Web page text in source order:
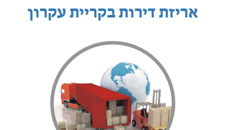
אריזת דירות בקריית עקרון